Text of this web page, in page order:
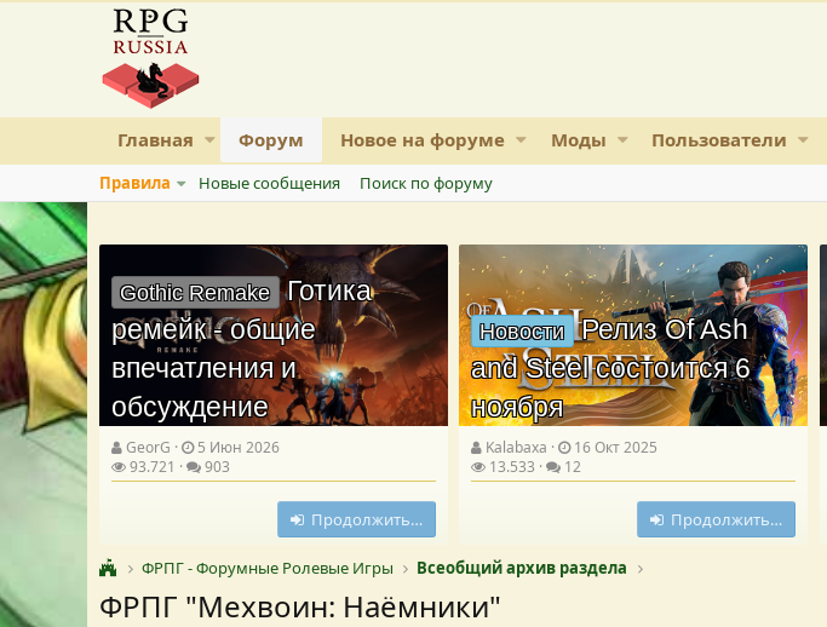
Главная Форум Новое на форуме Моды Пользователи
Правила Новые сообщения Поиск по форуму
Gothic Remake Готика
ремейк - общие
впечатления и
обсуждение
GeorG
5 Июн 2026
93.721
903
Продолжить…
Новости Релиз Of Ash
and Steel состоится 6
ноября
Kalabaxa
16 Окт 2025
13.533
12
Продолжить…
ФРПГ - Форумные Ролевые Игры Всеобщий архив раздела
ФРПГ "Мехвоин: Наёмники"